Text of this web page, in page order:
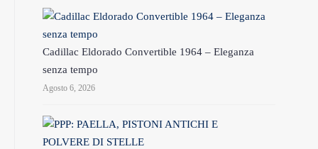
Cadillac Eldorado Convertible 1964 – Eleganza
senza tempo
Agosto 6, 2026